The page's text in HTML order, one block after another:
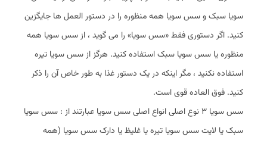
سویا سبک و سس سویا همه منظوره را در دستور العمل ها جایگزین
کنید. اگر دستوری فقط «سس سویا» را می‌ گوید ، از سس سویا همه
منظوره یا سس سویا سبک استفاده کنید. هرگز از سس سویا تیره
استفاده نکنید ، مگر اینکه در یک دستور غذا به طور خاص آن را ذکر
کنید. فوق العاده قوی است.
سس سویا 3 نوع اصلی انواع اصلی سس سویا عبارتند از : سس سویا
سبک یا لایت سس سویا تیره یا غلیظ یا دارک سس سویا (همه